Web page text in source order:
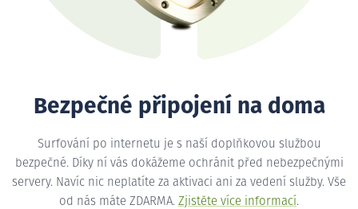
Bezpečné připojení na doma
Surfování po internetu je s naší doplňkovou službou
bezpečné. Díky ní vás dokážeme ochránit před nebezpečnými
servery. Navíc nic neplatíte za aktivaci ani za vedení služby. Vše
od nás máte ZDARMA. Zjistěte více informací.